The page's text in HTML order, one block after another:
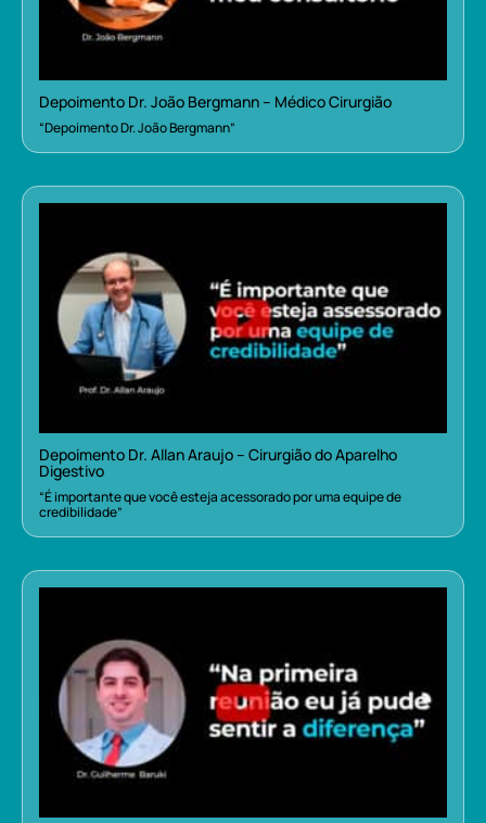
Depoimento Dr. João Bergmann – Médico Cirurgião
“Depoimento Dr. João Bergmann”
Depoimento Dr. Allan Araujo – Cirurgião do Aparelho
Digestivo
“É importante que você esteja acessorado por uma equipe de
credibilidade”